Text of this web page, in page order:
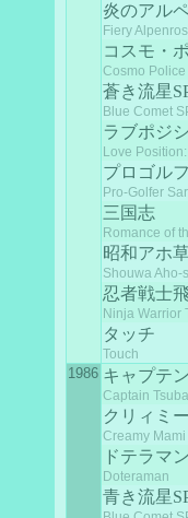
炎のアル
Fiery
コスモ・
Cosmo
蒼き流星
Blue Comet
ラブポジ
Love
プロゴル
Pro-Golfer
三国志
Romance of
昭和アホ
Shouwa Aho-
忍者戦士
Ninja Warrior
タッチ
Touch
1986 キャプテ
Captain
クリィミ
Creamy
ドテラマン
Doteraman
青き流星